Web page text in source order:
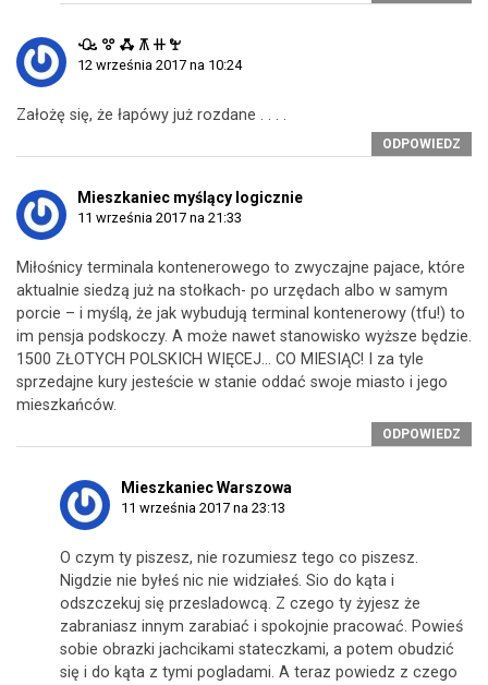
ꘐ ꖜ ꗈ ꕧ ꔠ ꖟ
12 września 2017 na 10:24
Założę się, że łapówy już rozdane . . . .
ODPOWIEDZ
Mieszkaniec myślący logicznie
11 września 2017 na 21:33
Miłośnicy terminala kontenerowego to zwyczajne pajace, które
aktualnie siedzą już na stołkach- po urzędach albo w samym
porcie – i myślą, że jak wybudują terminal kontenerowy (tfu!) to
im pensja podskoczy. A może nawet stanowisko wyższe będzie.
1500 ZŁOTYCH POLSKICH WIĘCEJ… CO MIESIĄC! I za tyle
sprzedajne kury jesteście w stanie oddać swoje miasto i jego
mieszkańców.
ODPOWIEDZ
Mieszkaniec Warszowa
11 września 2017 na 23:13
O czym ty piszesz, nie rozumiesz tego co piszesz.
Nigdzie nie byłeś nic nie widziałeś. Sio do kąta i
odszczekuj się przesladowcą. Z czego ty żyjesz że
zabraniasz innym zarabiać i spokojnie pracować. Powieś
sobie obrazki jachcikami stateczkami, a potem obudzić
się i do kąta z tymi pogladami. A teraz powiedz z czego